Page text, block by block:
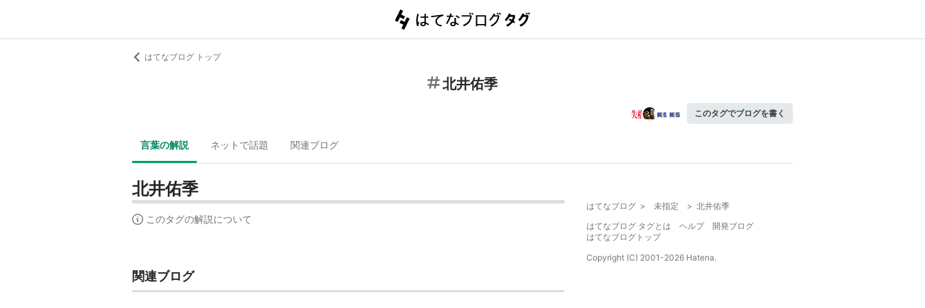
はてなブログ トップ
北井佑季
このタグでブログを書く
言葉の解説 ネットで話題 関連ブログ
北井佑季
このタグの解説について
関連ブログ
はてなブログ > 未指定 > 北井佑季
はてなブログ タグとは
ヘルプ
開発ブログ
はてなブログトップ
Copyright (C) 2001-2026 Hatena.